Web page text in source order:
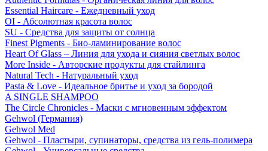
Essential Haircare - Eжедневный уход
OI - Абсолютная красота волос
SU - Средства для защиты от солнца
Finest Pigments - Био-ламинирование волос
Heart Of Glass – Линия для ухода и сияния светлых волос
More Inside - Авторские продукты для стайлинга
Natural Tech - Натуральный уход
Pasta & Love - Идеальное бритье и уход за бородой
A SINGLE SHAMPOO
The Circle Chronicles - Маски с мгновенным эффектом
Gehwol (Германия)
Gehwol Med
Gehwol - Пластыри, супинаторы, средства из гель-полимера